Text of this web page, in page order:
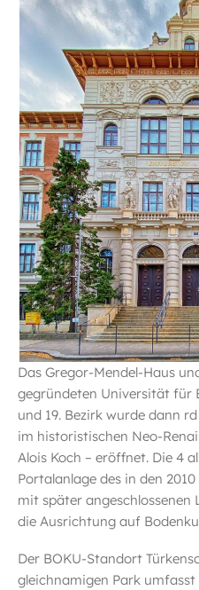
Das Gregor-Mendel-Haus
gegründeten Universität für
und 19. Bezirk wurde dann
im historistischen Neo-
Alois Koch – eröffnet. Die 4
Portalanlage des in den
mit später
die Ausrichtung auf
Der BOKU-Standort
gleichnamigen Park umfasst